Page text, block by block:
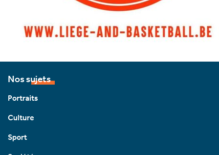
Nos sujets
Portraits
Culture
Sport